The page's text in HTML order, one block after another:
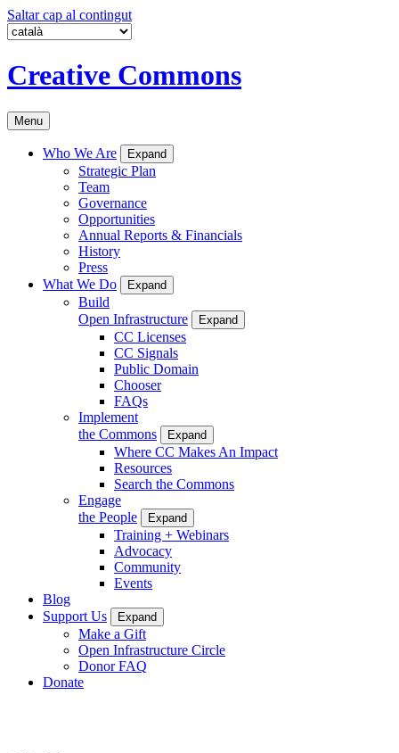
Saltar cap al contingut
Creative Commons
Menu
Who We Are Expand
Strategic Plan
Team
Governance
Opportunities
Annual Reports & Financials
History
Press
What We Do
Expand
Build
Open Infrastructure
Expand
CC Licenses
CC Signals
Public Domain
Chooser
FAQs
Implement
the Commons
Expand
Where CC Makes An Impact
Resources
Search the Commons
Engage
the People
Expand
Training + Webinars
Advocacy
Community
Events
Blog
Support Us
Expand
Make a Gift
Open Infrastructure Circle
Donor FAQ
Donate